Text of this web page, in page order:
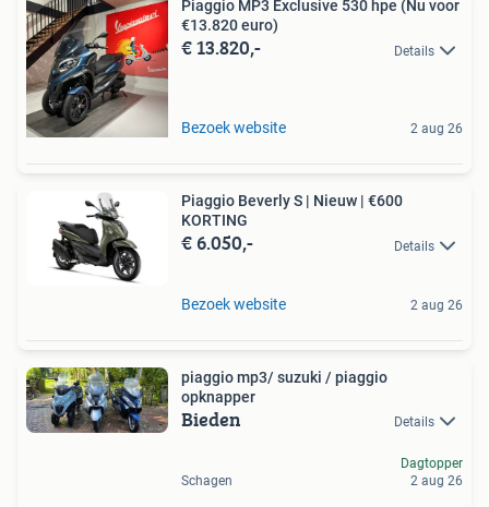
Piaggio MP3 Exclusive 530 hpe (Nu voor
€13.820 euro)
€ 13.820,- Details
Bezoek website 2 aug 26
Piaggio Beverly S | Nieuw | €600
KORTING
€ 6.050,- Details
Bezoek website 2 aug 26
piaggio mp3/ suzuki / piaggio
opknapper
Bieden Details
Schagen
Dagtopper
2 aug 26